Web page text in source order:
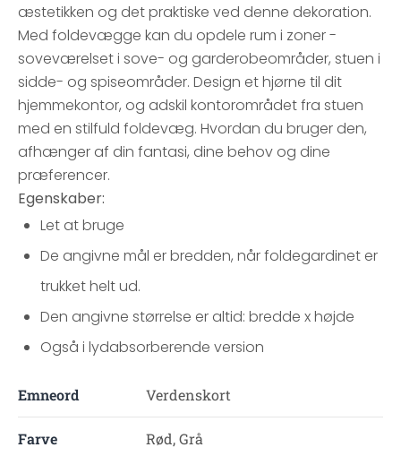
æstetikken og det praktiske ved denne dekoration.
Med foldevægge kan du opdele rum i zoner -
soveværelset i sove- og garderobeområder, stuen i
sidde- og spiseområder. Design et hjørne til dit
hjemmekontor, og adskil kontorområdet fra stuen
med en stilfuld foldevæg. Hvordan du bruger den,
afhænger af din fantasi, dine behov og dine
præferencer.
Egenskaber:
Let at bruge
De angivne mål er bredden, når foldegardinet er
trukket helt ud.
Den angivne størrelse er altid: bredde x højde
Også i lydabsorberende version
Emneord Verdenskort
Farve Rød, Grå